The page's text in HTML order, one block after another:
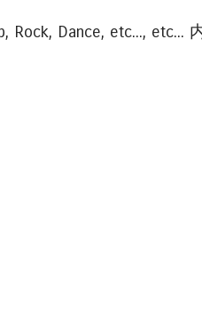
Rock, Dance, etc..., etc...